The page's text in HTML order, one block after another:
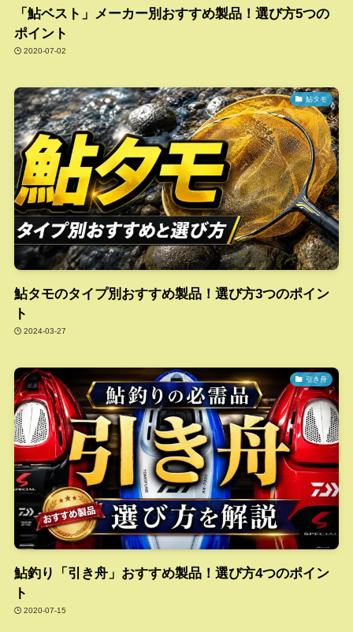
「鮎ベスト」メーカー別おすすめ製品！選び方5つの
ポイント
2020-07-02
鮎タモ
鮎タモのタイプ別おすすめ製品！選び方3つのポイン
ト
2024-03-27
引き舟
鮎釣り「引き舟」おすすめ製品！選び方4つのポイン
ト
2020-07-15